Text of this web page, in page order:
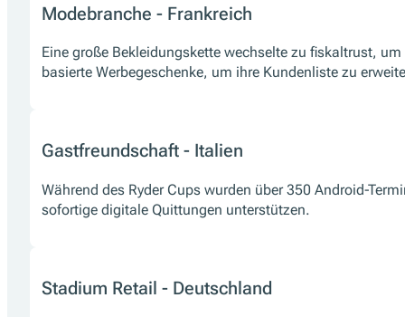
Modebranche - Frankreich
Eine große Bekleidungskette wechselte zu fiskaltrust,
basierte Werbegeschenke, um ihre Kundenliste zu
Gastfreundschaft - Italien
Während des Ryder Cups wurden über 350 Android-
sofortige digitale Quittungen unterstützen.
Stadium Retail - Deutschland